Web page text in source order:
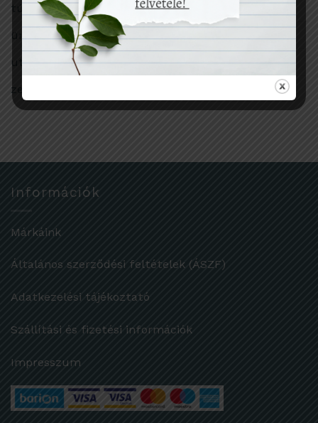
túlfogyasztás
ünnep
utazás
zero waste
Információk
Márkáink
Általános szerződési feltételek (ÁSZF)
Adatkezelési tájékoztató
Szállítási és fizetési információk
Impresszum